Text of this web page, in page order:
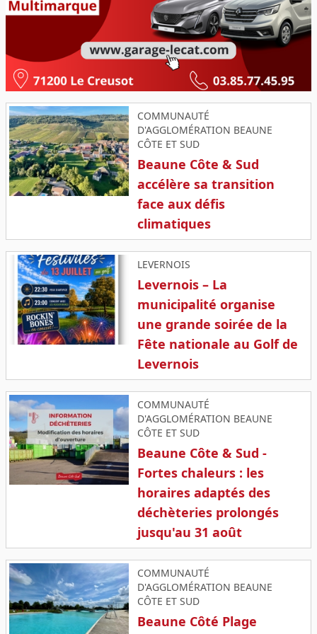
COMMUNAUTÉ
D'AGGLOMÉRATION BEAUNE
CÔTE ET SUD
Beaune Côte & Sud
accélère sa transition
face aux défis
climatiques
LEVERNOIS
Levernois – La
municipalité organise
une grande soirée de la
Fête nationale au Golf de
Levernois
COMMUNAUTÉ
D'AGGLOMÉRATION BEAUNE
CÔTE ET SUD
Beaune Côte & Sud -
Fortes chaleurs : les
horaires adaptés des
déchèteries prolongés
jusqu'au 31 août
COMMUNAUTÉ
D'AGGLOMÉRATION BEAUNE
CÔTE ET SUD
Beaune Côté Plage